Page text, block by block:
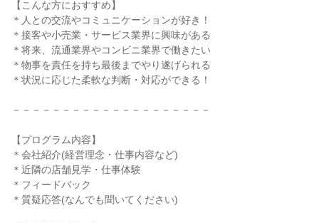
【こんな方におすすめ】
＊人との交流やコミュニケーションが好き！
＊接客や小売業・サービス業界に興味がある
＊将来、流通業界やコンビニ業界で働きたい
＊物事を責任を持ち最後までやり遂げられる
＊状況に応じた柔軟な判断・対応ができる！
－－－－－－－－－－－－－－－－－－－－
【プログラム内容】
＊会社紹介(経営理念・仕事内容など)
＊近隣の店舗見学・仕事体験
＊フィードバック
＊質疑応答(なんでも聞いてください)